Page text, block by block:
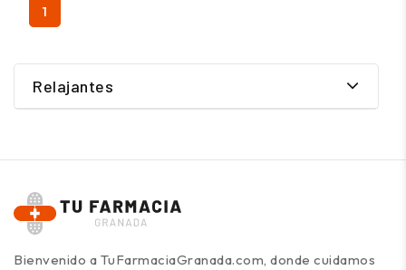
1
Relajantes
Bienvenido a TuFarmaciaGranada.com, donde cuidamos